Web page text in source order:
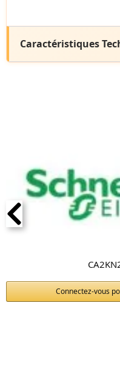
Caractéristiques
Connectez-vous